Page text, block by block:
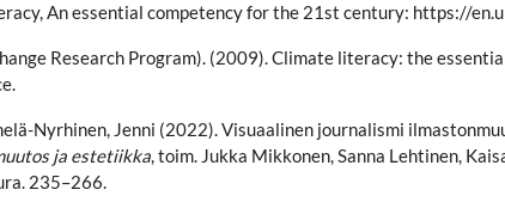
An essential competency for the 21st century: https://
Research Program). (2009). Climate literacy: the
Nyrhinen, Jenni (2022). Visuaalinen journalismi
ja estetiikka, toim. Jukka Mikkonen, Sanna Lehtinen,
235–266.